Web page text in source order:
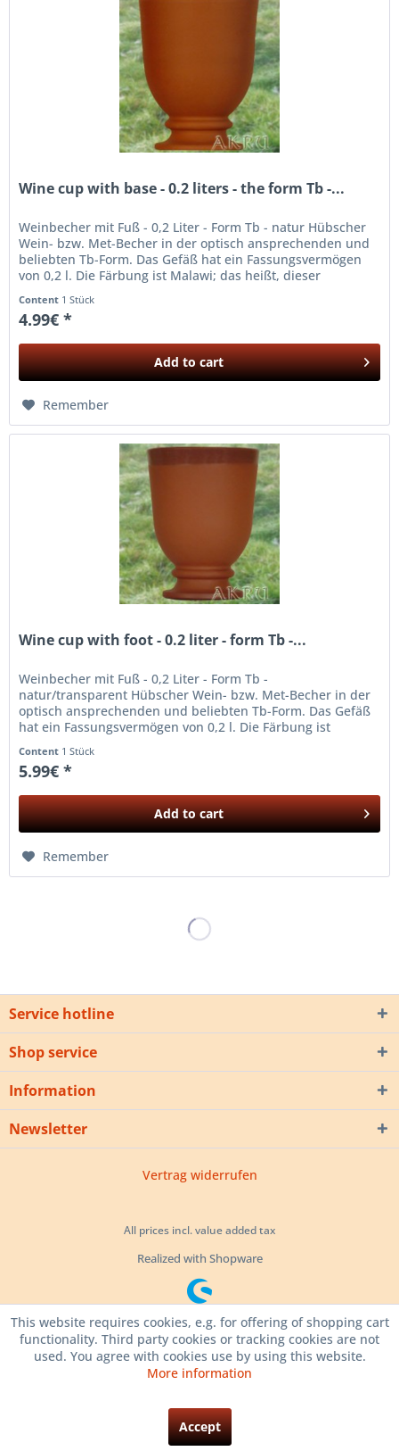
Wine cup with base - 0.2 liters - the form Tb -...
Weinbecher mit Fuß - 0,2 Liter - Form Tb - natur Hübscher
Wein- bzw. Met-Becher in der optisch ansprechenden und
beliebten Tb-Form. Das Gefäß hat ein Fassungsvermögen
von 0,2 l. Die Färbung ist Malawi; das heißt, dieser
Content 1 Stück
4.99€ *
Add to cart
Remember
Wine cup with foot - 0.2 liter - form Tb -...
Weinbecher mit Fuß - 0,2 Liter - Form Tb -
natur/transparent Hübscher Wein- bzw. Met-Becher in der
optisch ansprechenden und beliebten Tb-Form. Das Gefäß
hat ein Fassungsvermögen von 0,2 l. Die Färbung ist
Content 1 Stück
5.99€ *
Add to cart
Remember
Service hotline
Shop service
Information
Newsletter
Vertrag widerrufen
All prices incl. value added tax
Realized with Shopware
This website requires cookies, e.g. for offering of shopping cart
functionality. Third party cookies or tracking cookies are not
used. You agree with cookies use by using this website.
More information
Accept